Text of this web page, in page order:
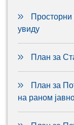
увиду
План за
План за
на раном